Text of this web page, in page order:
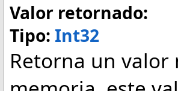
Valor retornado:
Tipo: Int32
Retorna un